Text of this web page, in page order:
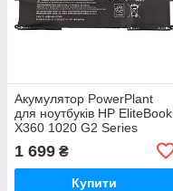
Акумулятор PowerPlant
для ноутбуків HP EliteBook
X360 1020 G2 Series
(ET04XL) 7.6V 4850mAh
1 699 ₴
Купити